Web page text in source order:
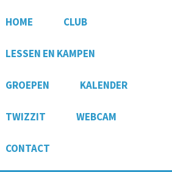
HOME CLUB
LESSEN EN KAMPEN
GROEPEN KALENDER
TWIZZIT WEBCAM
CONTACT